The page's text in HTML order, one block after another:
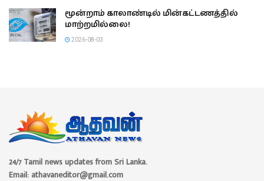
மூன்றாம் காலாண்டில் மின்கட்டணத்தில்
மாற்றமில்லை!
2026-08-03
24/7 Tamil news updates from Sri Lanka.
Email: athavaneditor@gmail.com